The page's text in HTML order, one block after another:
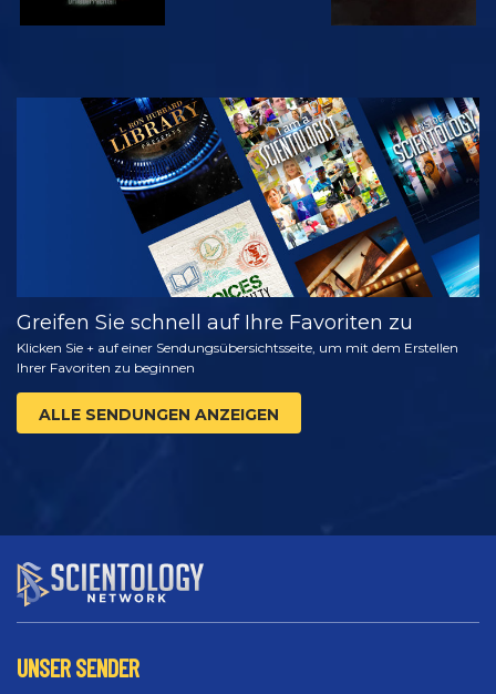
ANSEHEN
SERIE
ENTDECKEN
Greifen Sie schnell auf Ihre Favoriten zu
Klicken Sie + auf einer Sendungsübersichtsseite, um mit dem Erstellen
Ihrer Favoriten zu beginnen
ALLE SENDUNGEN ANZEIGEN
UNSER SENDER